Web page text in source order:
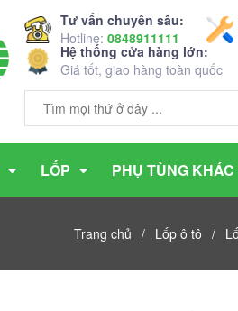
Tư vấn chuyên sâu:
Hotline: 0848911111
Hệ thống cửa hàng lớn:
Giá tốt, giao hàng toàn quốc
LỐP PHỤ TÙNG KHÁC
Trang chủ / Lốp ô tô /